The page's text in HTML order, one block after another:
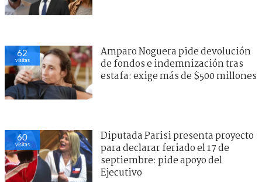
62
visitas
Amparo Noguera pide devolución
de fondos e indemnización tras
estafa: exige más de $500 millones
60
visitas
Diputada Parisi presenta proyecto
para declarar feriado el 17 de
septiembre: pide apoyo del
Ejecutivo